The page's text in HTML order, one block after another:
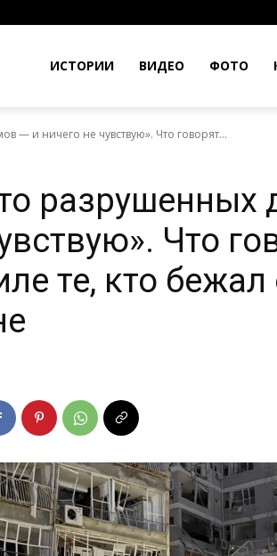
ИСТОРИИ ВИДЕО ФОТО
— и ничего не чувствую». Что говорят...
разрушенных
Что
те, кто бежал